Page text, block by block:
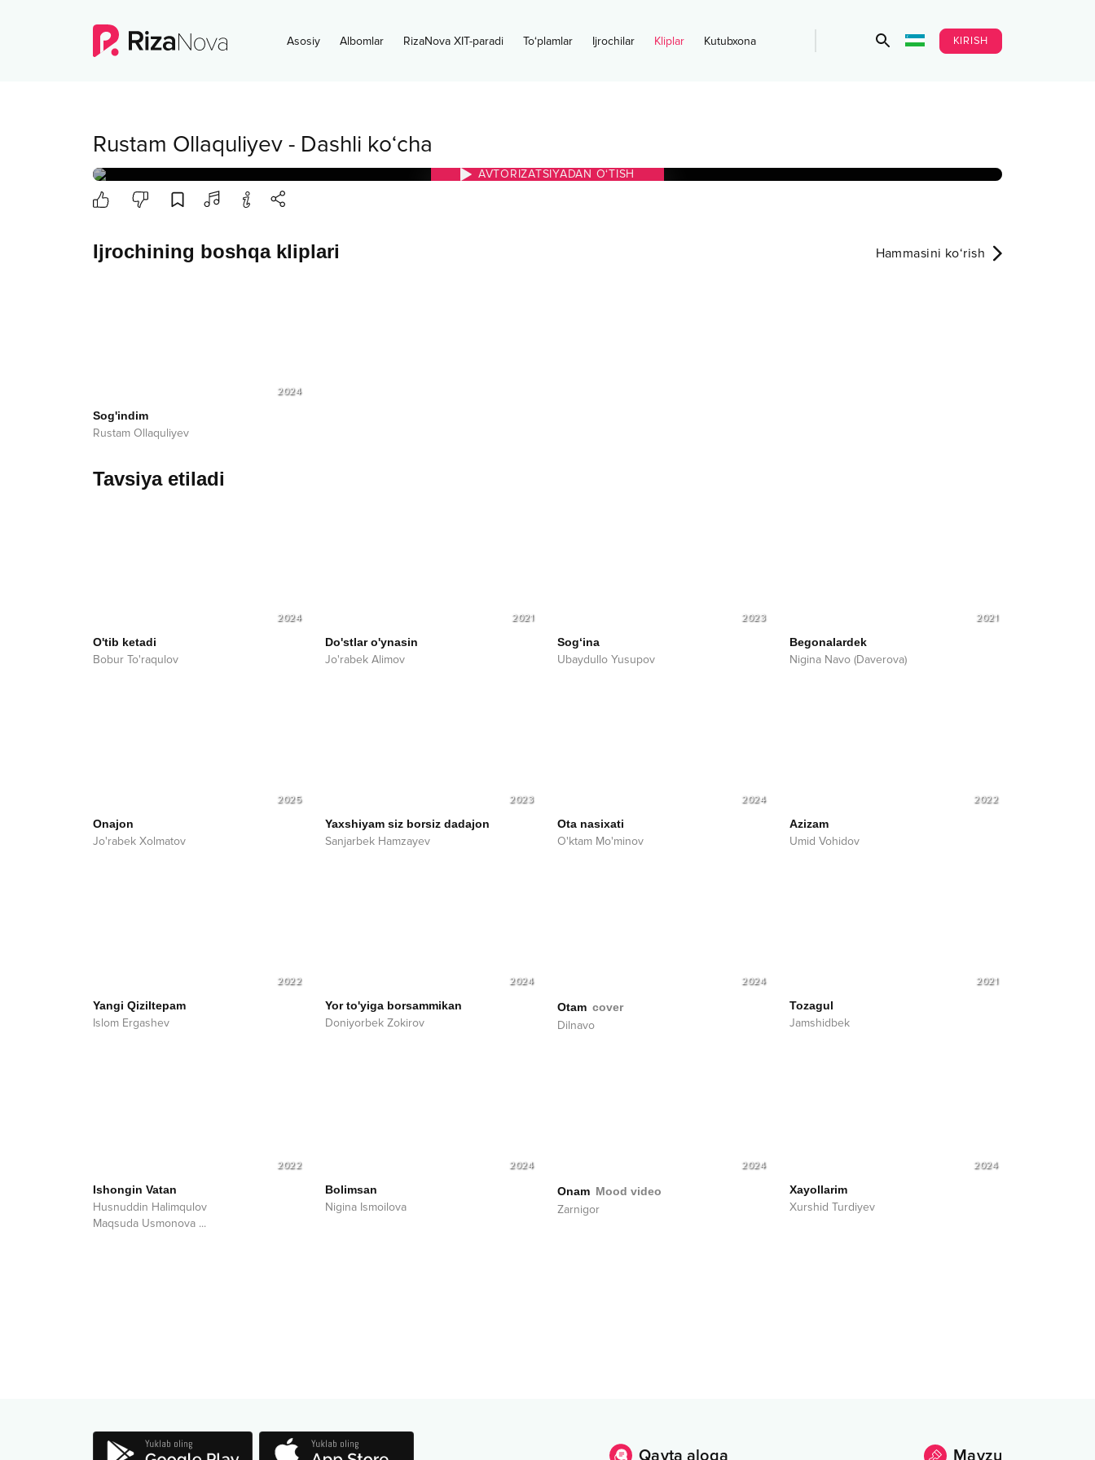
Asosiy Albomlar RizaNova XIT-paradi To‘plamlar Ijrochilar Kliplar Kutubxona KIRISH
Rustam Ollaquliyev - Dashli ko‘cha
AVTORIZATSIYADAN O‘TISH
Ijrochining boshqa kliplari Hammasini ko‘rish
2024
Sog'indim
Rustam Ollaquliyev
Tavsiya etiladi
2024
O'tib ketadi
Bobur To'raqulov
2021
Do'stlar o'ynasin
Jo'rabek Alimov
2023
Sog‘ina
Ubaydullo Yusupov
2021
Begonalardek
Nigina Navo (Daverova)
2025
Onajon
Jo'rabek Xolmatov
2023
Yaxshiyam siz borsiz dadajon
Sanjarbek Hamzayev
2024
Ota nasixati
O'ktam Mo'minov
2022
Azizam
Umid Vohidov
2022
Yangi Qiziltepam
Islom Ergashev
2024
Yor to'yiga borsammikan
Doniyorbek Zokirov
2024
Otam cover
Dilnavo
2021
Tozagul
Jamshidbek
2022
Ishongin Vatan
Husnuddin Halimqulov
Maqsuda Usmonova ...
2024
Bolimsan
Nigina Ismoilova
2024
Onam Mood video
Zarnigor
2024
Xayollarim
Xurshid Turdiyev
Qayta aloqa Mavzu